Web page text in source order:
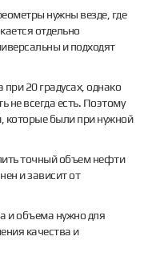
нужны везде, где
отдельно
и подходят
20 градусах, однако
не всегда есть. Поэтому
которые были при нужной
точный объем нефти
и зависит от
и объема нужно для
качества и